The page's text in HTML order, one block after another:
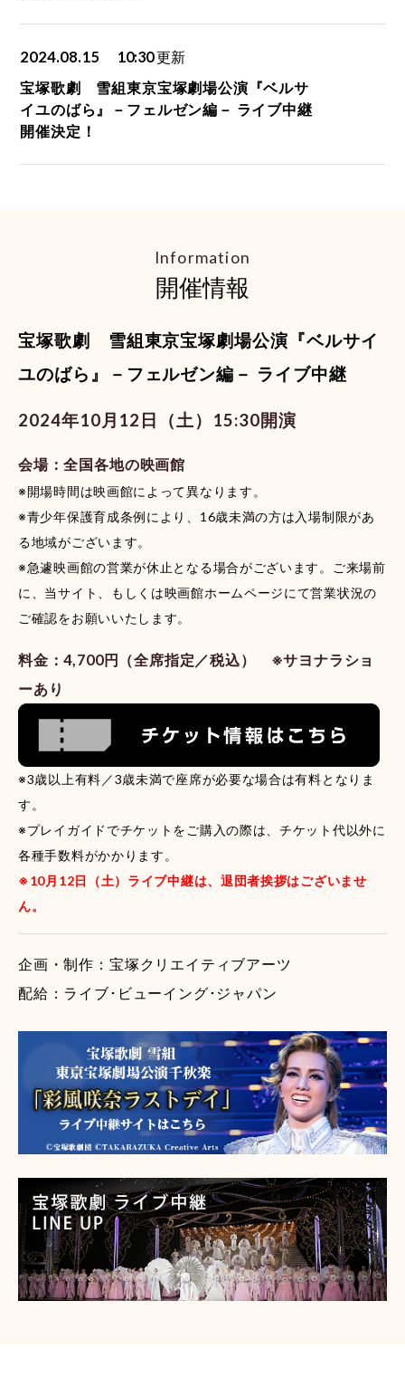
2024.08.15 10:30更新
宝塚歌劇 雪組東京宝塚劇場公演『ベルサ
イユのばら』－フェルゼン編－ ライブ中継
開催決定！
Information
開催情報
宝塚歌劇 雪組東京宝塚劇場公演『ベルサイ
ユのばら』－フェルゼン編－ ライブ中継
2024年10月12日（土）15:30開演
会場：全国各地の映画館
※開場時間は映画館によって異なります。
※青少年保護育成条例により、16歳未満の方は入場制限があ
る地域がございます。
※急遽映画館の営業が休止となる場合がございます。ご来場前
に、当サイト、もしくは映画館ホームページにて営業状況の
ご確認をお願いいたします。
料金：4,700円（全席指定／税込） ※サヨナラショ
ーあり
※3歳以上有料／3歳未満で座席が必要な場合は有料となりま
す。
※プレイガイドでチケットをご購入の際は、チケット代以外に
各種手数料がかかります。
※10月12日（土）ライブ中継は、退団者挨拶はございませ
ん。
企画・制作：宝塚クリエイティブアーツ
配給：ライブ･ビューイング･ジャパン